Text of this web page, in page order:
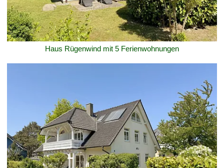
Haus Rügenwind mit 5 Ferienwohnungen